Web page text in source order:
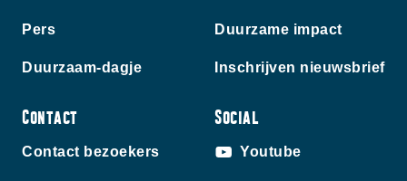
Pers
Duurzaam-dagje
Duurzame impact
Inschrijven nieuwsbrief
Contact
Contact bezoekers
Social
Youtube